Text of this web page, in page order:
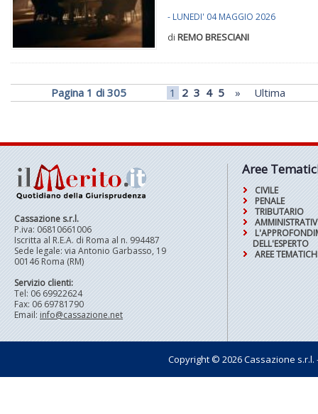
- LUNEDI' 04 MAGGIO 2026
di REMO BRESCIANI
Pagina 1 di 305 1 2 3 4 5 » Ultima
Cassazione s.r.l.
P.iva: 06810661006
Iscritta al R.E.A. di Roma al n. 994487
Sede legale: via Antonio Garbasso, 19
00146 Roma (RM)
Servizio clienti:
Tel: 06 69922624
Fax: 06 69781790
Email: info@cassazione.net
Aree
CIVILE
PENALE
TRIBUTARIO
DELL'ESPERTO
AREE
Copyright © 2026 Cassazione s.r.l.